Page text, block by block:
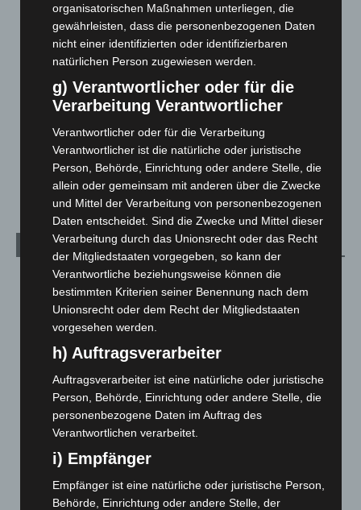
Corona-News
Hannover und Region
5.037
Langenhagen und Ortsteile
Leserbriefe
Menschen
Über uns
Veranstaltungen
1.270
Archiv
August 2026(12)
Juli 2026(73)
Juni 2026(139)
Mai 2026(99)
April 2026(99)
März 2026(115)
Februar 2026
(109)
Januar 2026
(122)
November 2025(114)
organisatorischen Maßnahmen unterliegen, die
gewährleisten, dass die personenbezogenen Daten
nicht einer identifizierten oder identifizierbaren
natürlichen Person zugewiesen werden.
g) Verantwortlicher oder für die
Verarbeitung Verantwortlicher
Verantwortlicher oder für die Verarbeitung
Verantwortlicher ist die natürliche oder juristische
Person, Behörde, Einrichtung oder andere Stelle, die
allein oder gemeinsam mit anderen über die Zwecke
und Mittel der Verarbeitung von personenbezogenen
Daten entscheidet. Sind die Zwecke und Mittel dieser
Verarbeitung durch das Unionsrecht oder das Recht
der Mitgliedstaaten vorgegeben, so kann der
Verantwortliche beziehungsweise können die
bestimmten Kriterien seiner Benennung nach dem
Unionsrecht oder dem Recht der Mitgliedstaaten
vorgesehen werden.
h) Auftragsverarbeiter
Auftragsverarbeiter ist eine natürliche oder juristische
Person, Behörde, Einrichtung oder andere Stelle, die
personenbezogene Daten im Auftrag des
Verantwortlichen verarbeitet.
i) Empfänger
Empfänger ist eine natürliche oder juristische Person,
Behörde, Einrichtung oder andere Stelle, der